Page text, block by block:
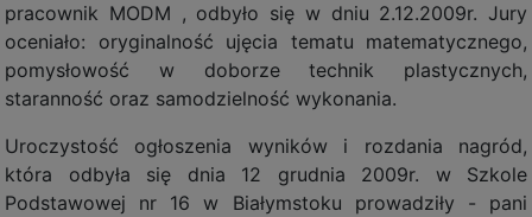
pracownik MODM , odbyło się w dniu 2.12.2009r. Jury
oceniało: oryginalność ujęcia tematu matematycznego,
pomysłowość w doborze technik plastycznych,
staranność oraz samodzielność wykonania.
Uroczystość ogłoszenia wyników i rozdania nagród,
która odbyła się dnia 12 grudnia 2009r. w Szkole
Podstawowej nr 16 w Białymstoku prowadziły - pani